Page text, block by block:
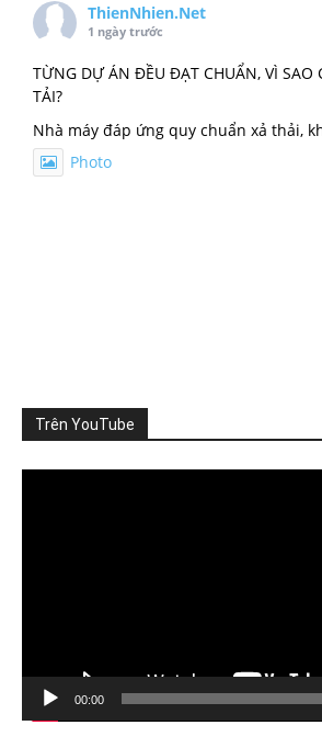
ThienNhien.Net
1 ngày trước
TỪNG DỰ ÁN ĐỀU ĐẠT CHUẨN, VÌ SAO
TẢI?
Nhà máy đáp ứng quy chuẩn xả thải,
Photo
Photo
Xem trên Facebook · Chia sẻ
Trên YouTube
00:00